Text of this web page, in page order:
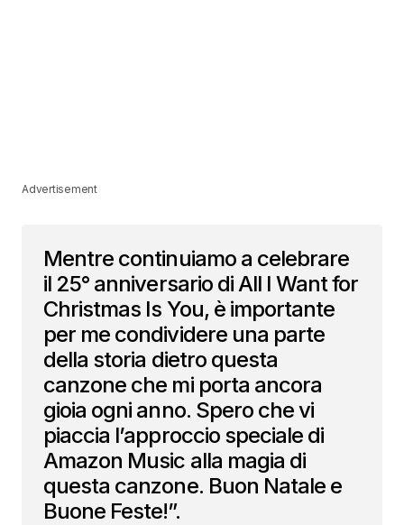
Advertisement
Mentre continuiamo a celebrare
il 25° anniversario di All I Want for
Christmas Is You, è importante
per me condividere una parte
della storia dietro questa
canzone che mi porta ancora
gioia ogni anno. Spero che vi
piaccia l’approccio speciale di
Amazon Music alla magia di
questa canzone. Buon Natale e
Buone Feste!”.